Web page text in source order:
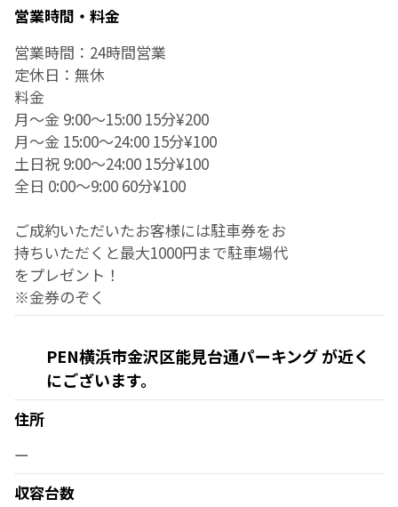
営業時間・料金
営業時間：24時間営業
定休日：無休
料金
月～金 9:00～15:00 15分¥200
月～金 15:00～24:00 15分¥100
土日祝 9:00～24:00 15分¥100
全日 0:00～9:00 60分¥100
ご成約いただいたお客様には駐車券をお
持ちいただくと最大1000円まで駐車場代
をプレゼント！
※金券のぞく
PEN横浜市金沢区能見台通パーキング が近く
にございます。
住所
ー
収容台数